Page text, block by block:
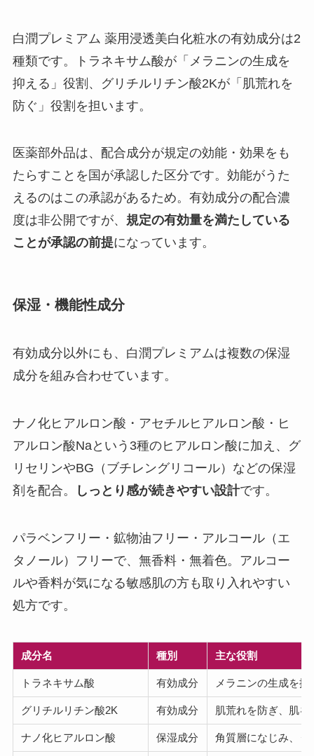
白潤プレミアム 薬用浸透美白化粧水の有効成分は2
種類です。トラネキサム酸が「メラニンの生成を
抑える」役割、グリチルリチン酸2Kが「肌荒れを
防ぐ」役割を担います。
医薬部外品は、配合成分が規定の効能・効果をも
たらすことを国が承認した区分です。効能がうた
えるのはこの承認があるため。有効成分の配合濃
度は非公開ですが、 規定の有効量を満たしている
ことが承認の前提になっています。
保湿・機能性成分
有効成分以外にも、白潤プレミアムは複数の保湿
成分を組み合わせています。
ナノ化ヒアルロン酸・アセチルヒアルロン酸・ヒ
アルロン酸Naという3種のヒアルロン酸に加え、グ
リセリンやBG（ブチレングリコール）などの保湿
剤を配合。
しっとり感が続きやすい設計です。
パラベンフリー・鉱物油フリー・アルコール（エ
タノール）フリーで、無香料・無着色。アルコー
ルや香料が気になる敏感肌の方も取り入れやすい
処方です。
成分名 種別 主な役割
トラネキサム酸 有効成分 メラニンの生成を
グリチルリチン酸2K 有効成分 肌荒れを防ぎ、肌を
ナノ化ヒアルロン酸 保湿成分 角質層になじみ、う